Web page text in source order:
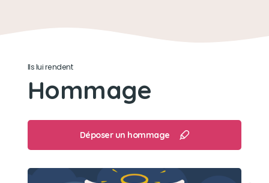
Un os en caoutchouc qui fait pouet
Chasse aux lézards
Ils lui rendent
Hommage
Déposer un hommage